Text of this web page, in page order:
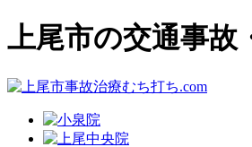
上尾市の交通事故